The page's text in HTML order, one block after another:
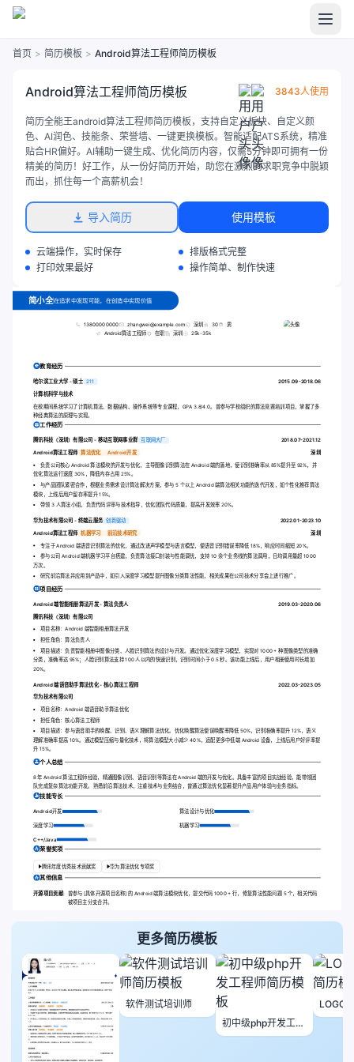
首页 > 简历模板 > Android算法工程师简历模板
Android算法工程师简历模板 3843人使用
简历全能王android算法工程师简历模板，支持自定义板块、自定义颜
色、AI润色、技能条、荣誉墙、一键更换模板。智能适配ATS系统，精准
贴合HR偏好。AI辅助一键生成、优化简历内容，仅需5分钟即可拥有一份
精美的简历！好工作，从一份好简历开始，助您在激烈的求职竞争中脱颖
而出，抓住每一个高薪机会！
导入简历 使用模板
云端操作，实时保存
排版格式完整
打印效果最好
操作简单、制作快速
简小全在追求中发现可能，在创造中实现价值
13800000000 zhangwei@example.com 深圳 30 男
Android算法工程师 在职 深圳 25k-35k
教育经历
哈尔滨工业大学 - 硕士 211 2015.09-2018.06
计算机科学与技术
在校期间系统学习了计算机算法、数据结构、操作系统等专业课程，GPA 3.8/4.0。曾参与学校组织的算法竞赛培训项目，掌握了多
种经典算法的原理与实现。
工作经历
腾讯科技（深圳）有限公司 - 移动互联网事业群 互联网大厂
2018.07-2021.12
Android算法工程师 算法优化 Android开发 深圳
负责公司核心 Android 算法模块的开发与优化，主导图像识别算法在 Android 端的落地，使识别准确率从 85%提升至 92%，并
优化算法运行速度 30%，降低内存占用 25%。
与产品团队紧密合作，根据业务需求设计算法解决方案，参与 5 个以上 Android 端算法相关功能的迭代开发，如个性化推荐算法
模块，上线后用户留存率提升 15%。
带领 3 人算法小组，负责代码评审与技术指导，优化团队代码质量，提高开发效率 20%。
华为技术有限公司 - 终端云服务 创新驱动 2022.01-2023.10
Android算法工程师 机器学习 前沿技术研究 深圳
专注于 Android 端语音识别算法的优化，通过改进声学模型与语言模型，使语音识别错误率降低 18%，响应时间缩短 20%。
参与公司 Android 端机器学习平台搭建，负责算法接口封装与性能调优，支持 10 余个业务线的算法调用，日均调用量超 1000
万次。
研究前沿算法并应用到产品中，如引入深度学习模型提升图像分类算法性能，相关成果在公司技术分享会上进行推广。
项目经历
Android 端智能相册算法开发 - 算法负责人 2019.03-2020.06
腾讯科技（深圳）有限公司
项目名称：Android 端智能相册算法开发
担任角色：算法负责人
项目描述：负责智能相册中图像分类、人脸识别算法的设计与开发。通过优化深度学习模型，实现对 1000 + 种图像类型的准确
分类，准确率达 95%；人脸识别算法支持 100 人以内的快速识别，识别时间小于 0.5 秒。该功能上线后，用户相册使用时长增加
20%。
Android 端语音助手算法优化 - 核心算法工程师 2022.03-2023.05
华为技术有限公司
项目名称：Android 端语音助手算法优化
担任角色：核心算法工程师
项目描述：参与语音助手的唤醒、识别、语义理解算法优化。优化唤醒算法使误唤醒率降低 50%，识别准确率提升 12%，语义
理解准确率提高 10%。通过模型压缩与量化技术，将算法模型大小减少 40%，适配更多中低端 Android 设备，上线后用户好评率提
升 15%。
个人总结
8 年 Android 算法工程师经验，精通图像识别、语音识别等算法在 Android 端的开发与优化。具备丰富的项目实战经验，能带领团
队完成复杂算法功能开发。熟悉前沿算法技术，注重技术与业务结合，曾通过算法优化显著提升产品用户体验与业务指标。
技能专长
Android开发 算法设计与优化
深度学习 机器学习
C++/Java
荣誉奖项
腾讯年度优秀技术贡献奖 华为算法优化专项奖
其他信息
开源项目贡献: 曾参与 [具体开源项目名称] 的 Android 端算法模块优化，提交代码 1000 + 行，修复算法性能问题 5 个，相关代码
被项目主分支合并。
更多简历模板
软件测试培训师
初中级php开发工程
师
LOGO